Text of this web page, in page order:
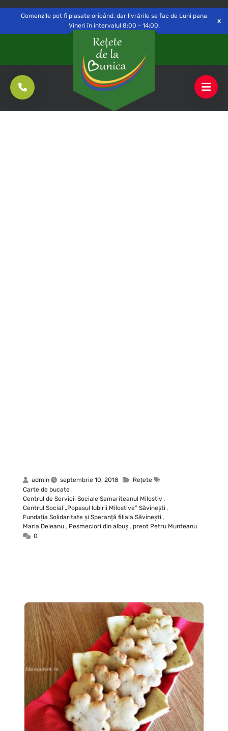
Delivery toSăvinești, NT Switch Open
Comenzile pot fi plasate oricând, dar livrările se fac de Luni pana
Vineri în intervalul 8:00 - 14:00.
admin septembrie 10, 2018
Rețete
Carte de bucate ,
Centrul de Servicii Sociale Samariteanul Milostiv ,
Centrul Social „Popasul Iubirii Milostive” Săvineşti ,
Fundaţia Solidaritate şi Speranţă filiala Săvineşti ,
Maria Deleanu , Pesmeciori din albuş , preot Petru Munteanu
0